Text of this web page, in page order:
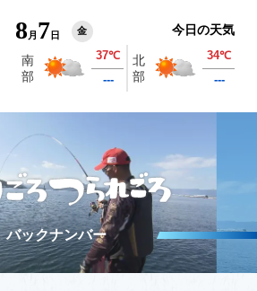
8 月 7 日 金 今日の天気
バックナンバー